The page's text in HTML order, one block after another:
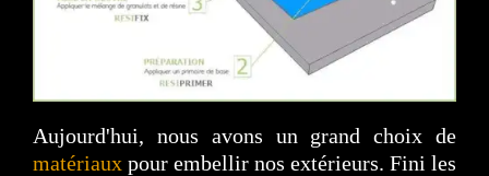
Aujourd'hui, nous avons un grand choix de
matériaux pour embellir nos extérieurs. Fini les